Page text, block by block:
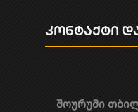
შოურუმი
კონტაქტი